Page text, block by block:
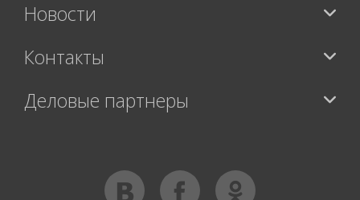
Новости
Контакты
Деловые партнеры